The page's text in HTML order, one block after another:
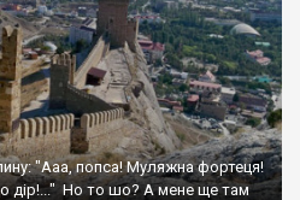
"Ааа, попса! Муляжна фортеця!
дір!..." Но то шо? А мене ще там